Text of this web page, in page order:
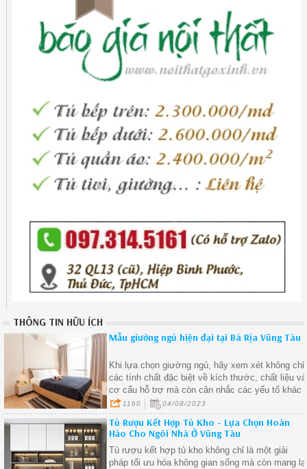
THÔNG TIN HỮU ÍCH
Mẫu giường ngủ hiện đại tại Bà Rịa Vũng Tàu
Khi lựa chọn giường ngủ, hãy xem xét không chỉ
các tính chất đặc biệt về kích thước, chất liệu và
cơ cấu hỗ trợ mà còn cân nhắc các yếu tố khác
như khả năng điều chỉnh, lưu trữ, thiết kế và tính
năng tiện ích.
1160 04/08/2023
Tủ Rượu Kết Hợp Tủ Kho - Lựa Chọn Hoàn
Hảo Cho Ngôi Nhà Ở Vũng Tàu
Tủ rượu kết hợp tủ kho không chỉ là một giải
pháp tối ưu hóa không gian sống mà còn mang